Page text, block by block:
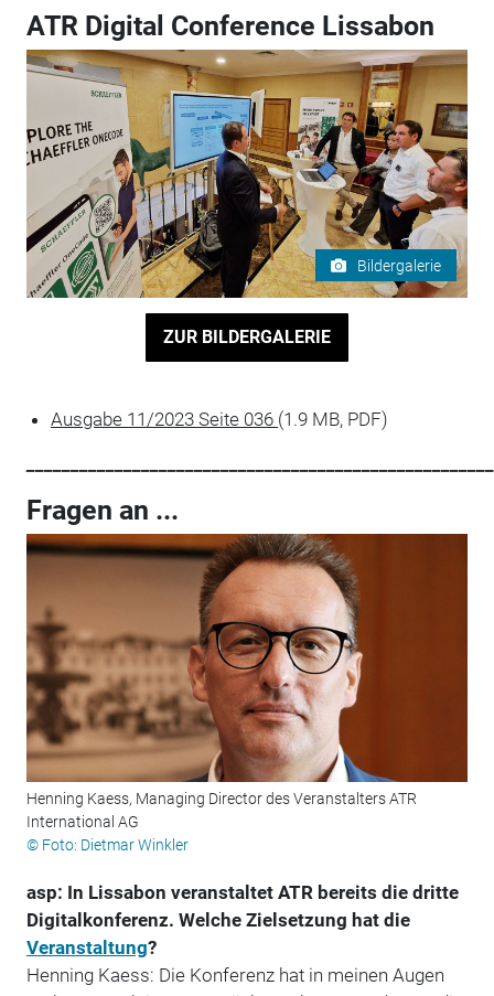
ATR Digital Conference Lissabon
Bildergalerie
ZUR BILDERGALERIE
Ausgabe 11/2023 Seite 036 (1.9 MB, PDF)
Fragen an ...
Henning Kaess, Managing Director des Veranstalters ATR
International AG
© Foto: Dietmar Winkler
asp: In Lissabon veranstaltet ATR bereits die dritte
Digitalkonferenz. Welche Zielsetzung hat die
Veranstaltung?
Henning Kaess: Die Konferenz hat in meinen Augen